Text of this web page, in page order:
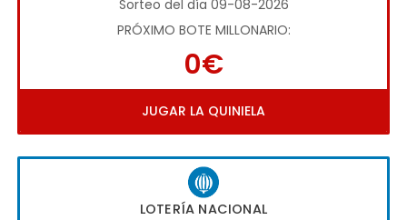
Sorteo del día 09-08-2026
PRÓXIMO BOTE MILLONARIO:
0€
JUGAR LA QUINIELA
LOTERÍA NACIONAL